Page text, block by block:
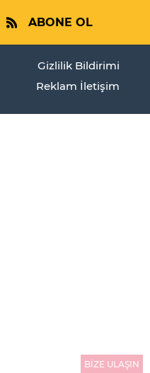
ABONE OL
Gizlilik Bildirimi
Reklam İletişim
BİZE ULAŞIN